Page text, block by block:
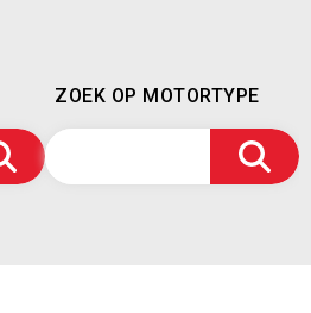
ZOEK OP MOTORTYPE